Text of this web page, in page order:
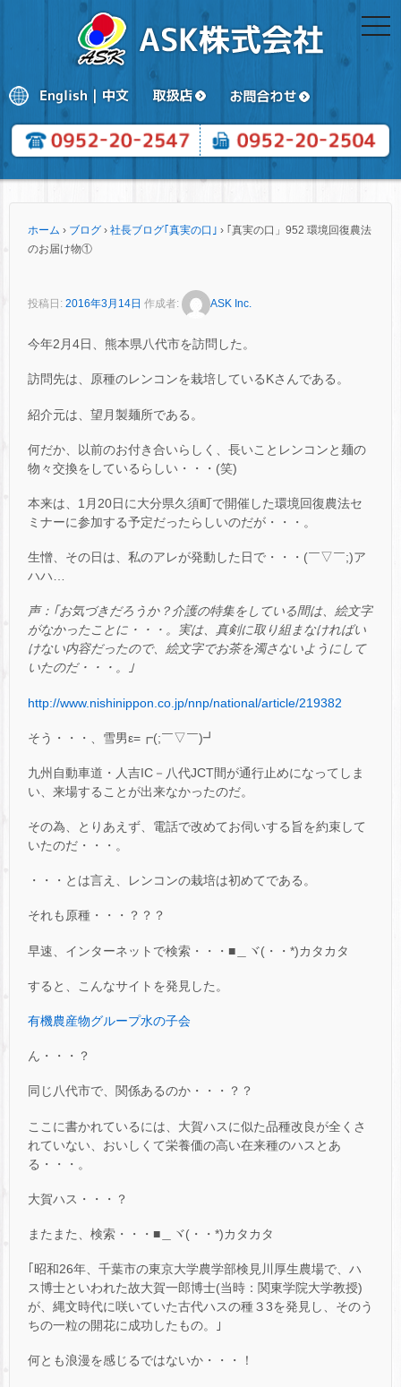
ホーム › ブログ › 社長ブログ｢真実の口｣ › ｢真実の口」952 環境回復農法
のお届け物①
投稿日: 2016年3月14日 作成者: ASK Inc.
今年2月4日、熊本県八代市を訪問した。
訪問先は、原種のレンコンを栽培しているKさんである。
紹介元は、望月製麺所である。
何だか、以前のお付き合いらしく、長いことレンコンと麺の
物々交換をしているらしい・・・(笑)
本来は、1月20日に大分県久須町で開催した環境回復農法セ
ミナーに参加する予定だったらしいのだが・・・。
生憎、その日は、私のアレが発動した日で・・・(￣▽￣;)ア
ハハ…
声：｢お気づきだろうか？介護の特集をしている間は、絵文字
がなかったことに・・・。実は、真剣に取り組まなければい
けない内容だったので、絵文字でお茶を濁さないようにして
いたのだ・・・。｣
http://www.nishinippon.co.jp/nnp/national/article/219382
そう・・・、雪男ε=┏(;￣▽￣)┛
九州自動車道・人吉IC－八代JCT間が通行止めになってしま
い、来場することが出来なかったのだ。
その為、とりあえず、電話で改めてお伺いする旨を約束して
いたのだ・・・。
・・・とは言え、レンコンの栽培は初めてである。
それも原種・・・？？？
早速、インターネットで検索・・・■＿ヾ(・・*)カタカタ
すると、こんなサイトを発見した。
有機農産物グループ水の子会
ん・・・？
同じ八代市で、関係あるのか・・・？？
ここに書かれているには、大賀ハスに似た品種改良が全くさ
れていない、おいしくて栄養価の高い在来種のハスとあ
る・・・。
大賀ハス・・・？
またまた、検索・・・■＿ヾ(・・*)カタカタ
｢昭和26年、千葉市の東京大学農学部検見川厚生農場で、ハ
ス博士といわれた故大賀一郎博士(当時：関東学院大学教授)
が、縄文時代に咲いていた古代ハスの種３3を発見し、そのう
ちの一粒の開花に成功したもの。｣
何とも浪漫を感じるではないか・・・！